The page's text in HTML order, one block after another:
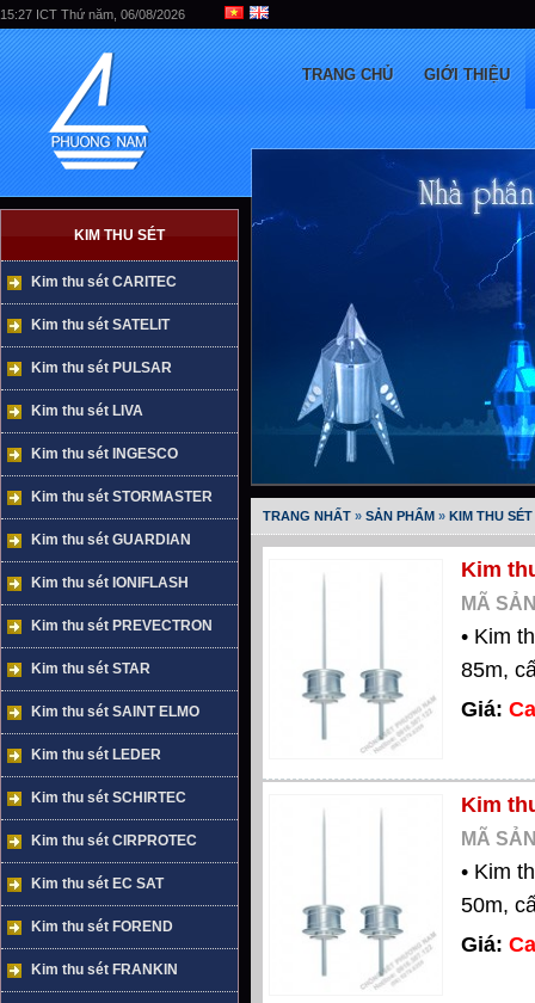
15:27 ICT Thứ năm, 06/08/2026
TRANG CHỦ GIỚI THIỆU
KIM THU SÉT
Kim thu sét CARITEC
Kim thu sét SATELIT
Kim thu sét PULSAR
Kim thu sét LIVA
Kim thu sét INGESCO
Kim thu sét STORMASTER
Kim thu sét GUARDIAN
Kim thu sét IONIFLASH
Kim thu sét PREVECTRON
Kim thu sét STAR
Kim thu sét SAINT ELMO
Kim thu sét LEDER
Kim thu sét SCHIRTEC
Kim thu sét CIRPROTEC
Kim thu sét EC SAT
Kim thu sét FOREND
Kim thu sét FRANKIN
TRANG NHẤT » SẢN PHẨM » KIM THU SÉT
Kim
MÃ
• Kim
85m,
Giá:
Kim
MÃ
• Kim
50m,
Giá: